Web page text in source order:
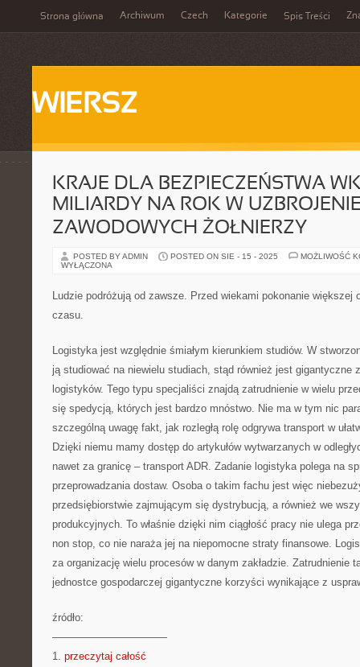
Strona główna Archiwum Czech Kategorie Spis Treści
WIERSZ
KRAJE DLA BEZPIECZEŃSTWA
MILIARDY NA ROK W
ZAWODOWYCH ŻOŁNIERZY
POSTED BY ADMIN POSTED ON SIE - 15 - 2025
MOŻLIWOŚĆ
WYŁĄCZONA
Ludzie podróżują od zawsze. Przed wiekami pokonanie większej
czasu.
Logistyka jest względnie śmiałym kierunkiem studiów. W
ją studiować na niewielu studiach, stąd również jest gigantyczne
logistyków. Tego typu specjaliści znajdą zatrudnienie w wielu
się spedycją, których jest bardzo mnóstwo. Nie ma w tym nic
szczególną uwagę fakt, jak rozległą rolę odgrywa transport w
Dzięki niemu mamy dostęp do artykułów wytwarzanych w
nawet za granicę – transport ADR. Zadanie logistyka polega na
przeprowadzania dostaw. Osoba o takim fachu jest więc
przedsiębiorstwie zajmującym się dystrybucją, a również we
produkcyjnych. To właśnie dzięki nim ciągłość pracy nie ulega
non stop, co nie naraża jej na niepomocne straty finansowe.
za organizację wielu procesów w danym zakładzie. Zatrudnienie
jednostce gospodarczej gigantyczne korzyści wynikające z
źródło:
———————————
1. przeczytaj całość